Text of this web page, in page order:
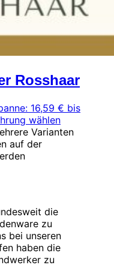
Rosshaar
16,59 € bis
wählen
Varianten
auf der
die
zu
bei unseren
haben die
zu